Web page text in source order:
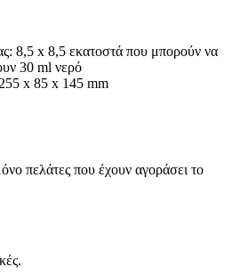
8,5 x 8,5 εκατοστά που μπορούν να
30 ml νερό
x 85 x 145 mm
πελάτες που έχουν αγοράσει το